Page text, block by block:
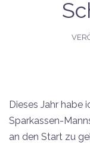
Dieses Jahr habe
Sparkassen-
an den Start zu